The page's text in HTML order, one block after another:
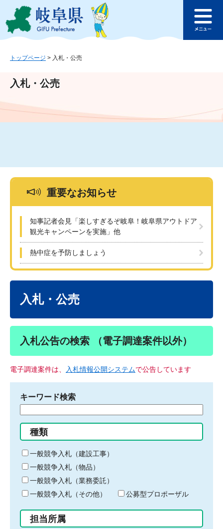
ジ
ュ
文
このページの本文へ
ュ
トップページ > 入札・公売
入札・公売
重要なお知らせ
知事記者会見「楽しすぎるぞ岐阜！岐阜県アウトドア
観光キャンペーンを実施」他
熱中症を予防しましょう
入札・公売
入札公告の検索 （電子調達案件以外）
電子調達案件は、 入札情報公開システムで公告しています
キーワード検索
る
キ
ー
ワ
ー
ド
入
力
種類
一般競争入札（建設工事）
一般競争入札（物品）
一般競争入札（業務委託）
一般競争入札（その他）
公募型プロポーザル
担当所属